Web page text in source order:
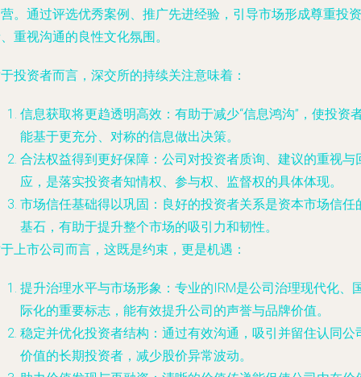
。通过评选优秀案例、推广先进经验，引导市场形成尊重投资
重视沟通的良性文化氛围。
投资者而言，深交所的持续关注意味着：
信息获取将更趋透明高效 ：有助于减少“信息鸿沟”，使投资
能基于更充分、对称的信息做出决策。
合法权益得到更好保障 ：公司对投资者质询、建议的重视与
应，是落实投资者知情权、参与权、监督权的具体体现。
市场信任基础得以巩固 ：良好的投资者关系是资本市场信任
基石，有助于提升整个市场的吸引力和韧性。
上市公司而言，这既是约束，更是机遇：
提升治理水平与市场形象 ：专业的IRM是公司治理现代化、
际化的重要标志，能有效提升公司的声誉与品牌价值。
稳定并优化投资者结构 ：通过有效沟通，吸引并留住认同公
价值的长期投资者，减少股价异常波动。